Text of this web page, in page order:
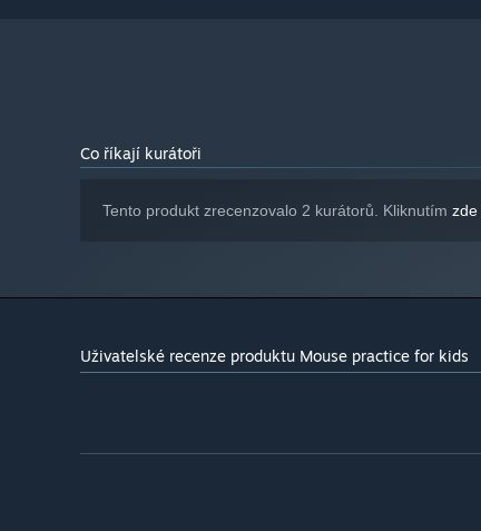
Co říkají kurátoři
Tento produkt zrecenzovalo 2 kurátorů. Kliknutím zde
Uživatelské recenze produktu Mouse practice for kids